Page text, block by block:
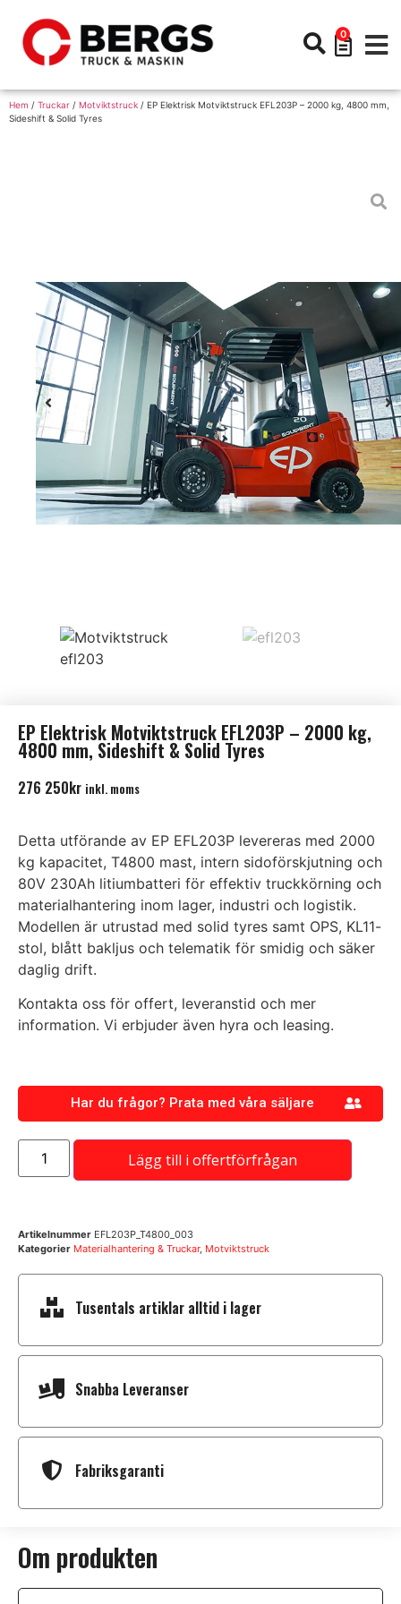
0
Hem / Truckar / Motviktstruck / EP Elektrisk Motviktstruck EFL203P – 2000 kg, 4800 mm,
Sideshift & Solid Tyres
EP Elektrisk Motviktstruck EFL203P – 2000 kg,
4800 mm, Sideshift & Solid Tyres
276 250kr inkl. moms
Detta utförande av EP EFL203P levereras med 2000
kg kapacitet, T4800 mast, intern sidoförskjutning och
80V 230Ah litiumbatteri för effektiv truckkörning och
materialhantering inom lager, industri och logistik.
Modellen är utrustad med solid tyres samt OPS, KL11-
stol, blått bakljus och telematik för smidig och säker
daglig drift.
Kontakta oss för offert, leveranstid och mer
information. Vi erbjuder även hyra och leasing.
Har du frågor? Prata med våra säljare
Lägg till i offertförfrågan
Artikelnummer EFL203P_T4800_003
Kategorier Materialhantering & Truckar, Motviktstruck
Tusentals artiklar alltid i lager
Snabba Leveranser
Fabriksgaranti
Om produkten